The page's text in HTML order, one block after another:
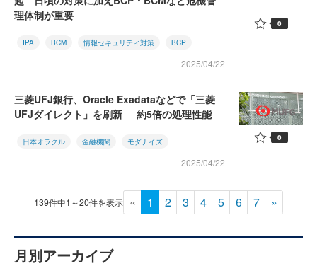
理体制が重要
IPA BCM 情報セキュリティ対策 BCP
2025/04/22
0
三菱UFJ銀行、Oracle Exadataなどで「三菱
UFJダイレクト」を刷新──約5倍の処理性能
日本オラクル 金融機関 モダナイズ
2025/04/22
0
139件中1～20件を表示 « 1 2 3 4 5 6 7 »
月別アーカイブ